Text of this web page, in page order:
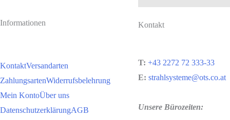
Informationen
KontaktVersandarten
ZahlungsartenWiderrufsbelehrung
Mein KontoÜber uns
DatenschutzerklärungAGB
Kontakt
T: +43 2272 72 333-33
E: strahlsysteme@ots.co.at
Unsere Bürozeiten: